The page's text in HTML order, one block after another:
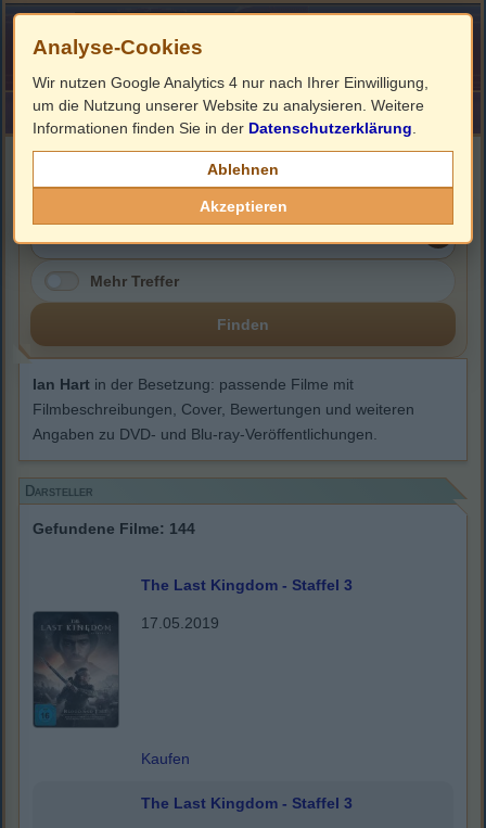
HOME ImpressumLinks
Mehr Treffer
Finden
Ian Hart in der Besetzung: passende Filme mit
Filmbeschreibungen, Cover, Bewertungen und weiteren
Angaben zu DVD- und Blu-ray-Veröffentlichungen.
Darsteller
Gefundene Filme: 144
The Last Kingdom - Staffel 3
17.05.2019
Kaufen
The Last Kingdom - Staffel 3
Analyse-Cookies
Wir nutzen Google Analytics 4 nur nach Ihrer Einwilligung,
um die Nutzung unserer Website zu analysieren. Weitere
Informationen finden Sie in der Datenschutzerklärung
Ablehnen
Akzeptieren